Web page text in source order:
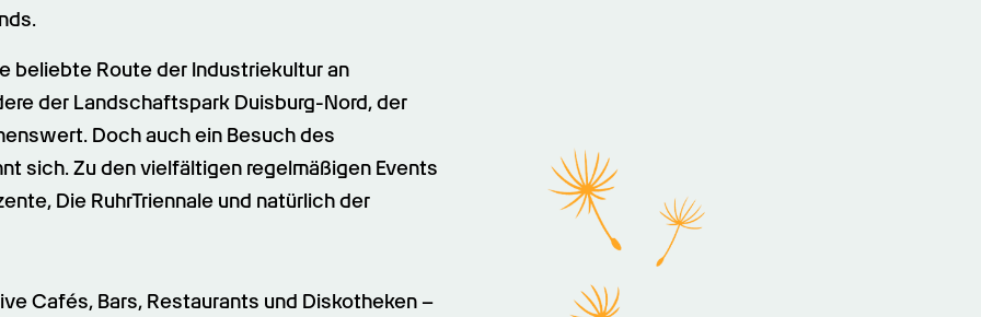
beliebte Route der Industriekultur an
der Landschaftspark Duisburg-Nord, der
Doch auch ein Besuch des
sich. Zu den vielfältigen regelmäßigen Events
Die RuhrTriennale und natürlich der
Cafés, Bars, Restaurants und Diskotheken –